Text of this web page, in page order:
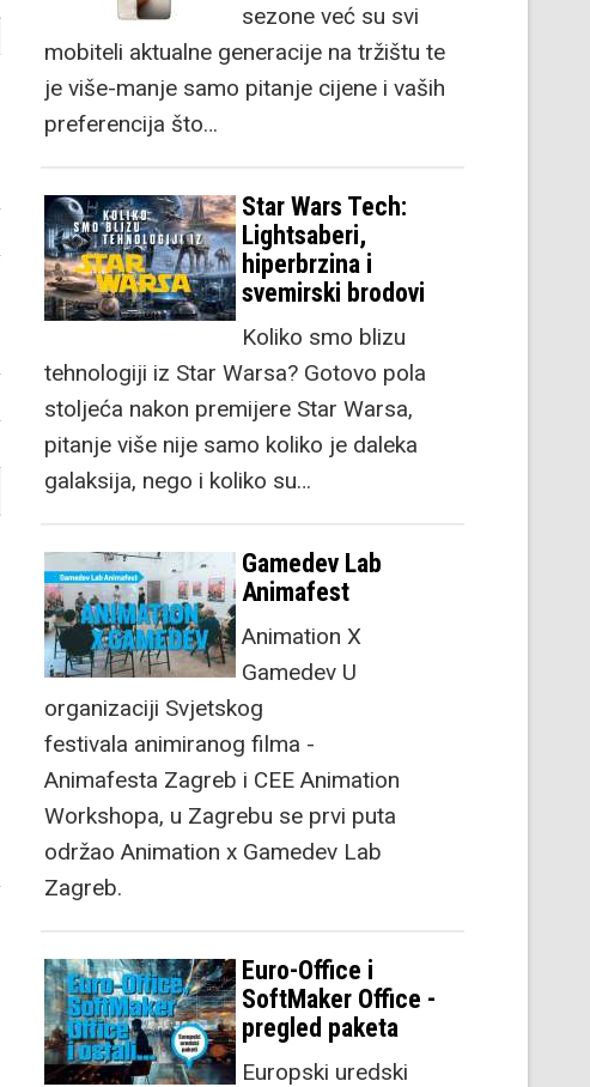
sezone već su svi
mobiteli aktualne generacije na tržištu te
je više-manje samo pitanje cijene i vaših
preferencija što…
Star Wars Tech:
Lightsaberi,
hiperbrzina i
svemirski brodovi
Koliko smo blizu
tehnologiji iz Star Warsa? Gotovo pola
stoljeća nakon premijere Star Warsa,
pitanje više nije samo koliko je daleka
galaksija, nego i koliko su…
Gamedev Lab
Animafest
Animation X
Gamedev U
organizaciji Svjetskog
festivala animiranog filma -
Animafesta Zagreb i CEE Animation
Workshopa, u Zagrebu se prvi puta
održao Animation x Gamedev Lab
Zagreb.
Euro-Office i
SoftMaker Office -
pregled paketa
Europski uredski